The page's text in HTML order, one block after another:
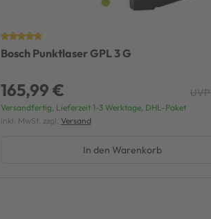
Bosch Punktlaser GPL 3 G
165,99 €
Versandfertig, Lieferzeit 1-3 Werktage, DHL-Paket
inkl. MwSt. zzgl. Versand
In den Warenkorb